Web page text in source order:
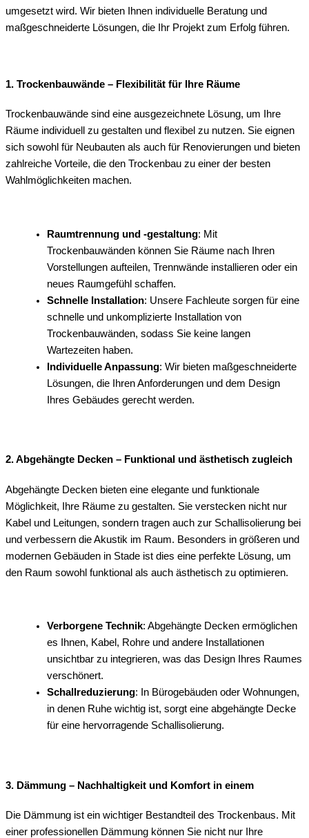
umgesetzt wird. Wir bieten Ihnen individuelle Beratung und
maßgeschneiderte Lösungen, die Ihr Projekt zum Erfolg führen.
1. Trockenbauwände – Flexibilität für Ihre Räume
Trockenbauwände sind eine ausgezeichnete Lösung, um Ihre
Räume individuell zu gestalten und flexibel zu nutzen. Sie eignen
sich sowohl für Neubauten als auch für Renovierungen und bieten
zahlreiche Vorteile, die den Trockenbau zu einer der besten
Wahlmöglichkeiten machen.
Raumtrennung und -gestaltung: Mit
Trockenbauwänden können Sie Räume nach Ihren
Vorstellungen aufteilen, Trennwände installieren oder ein
neues Raumgefühl schaffen.
Schnelle Installation: Unsere Fachleute sorgen für eine
schnelle und unkomplizierte Installation von
Trockenbauwänden, sodass Sie keine langen
Wartezeiten haben.
Individuelle Anpassung: Wir bieten maßgeschneiderte
Lösungen, die Ihren Anforderungen und dem Design
Ihres Gebäudes gerecht werden.
2. Abgehängte Decken – Funktional und ästhetisch zugleich
Abgehängte Decken bieten eine elegante und funktionale
Möglichkeit, Ihre Räume zu gestalten. Sie verstecken nicht nur
Kabel und Leitungen, sondern tragen auch zur Schallisolierung bei
und verbessern die Akustik im Raum. Besonders in größeren und
modernen Gebäuden in Stade ist dies eine perfekte Lösung, um
den Raum sowohl funktional als auch ästhetisch zu optimieren.
Verborgene Technik: Abgehängte Decken ermöglichen
es Ihnen, Kabel, Rohre und andere Installationen
unsichtbar zu integrieren, was das Design Ihres Raumes
verschönert.
Schallreduzierung: In Bürogebäuden oder Wohnungen,
in denen Ruhe wichtig ist, sorgt eine abgehängte Decke
für eine hervorragende Schallisolierung.
3. Dämmung – Nachhaltigkeit und Komfort in einem
Die Dämmung ist ein wichtiger Bestandteil des Trockenbaus. Mit
einer professionellen Dämmung können Sie nicht nur Ihre